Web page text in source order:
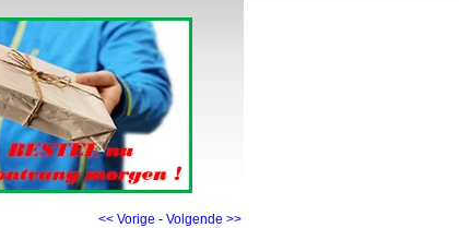
<< Vorige - Volgende >>